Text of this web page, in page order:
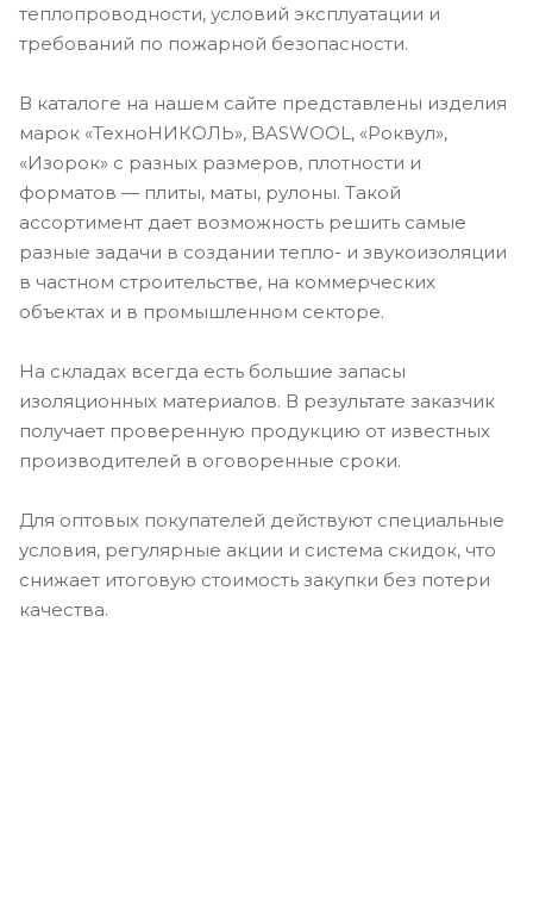
теплопроводности, условий эксплуатации и
требований по пожарной безопасности.
В каталоге на нашем сайте представлены изделия
марок «ТехноНИКОЛЬ», BASWOOL, «Роквул»,
«Изорок» с разных размеров, плотности и
форматов — плиты, маты, рулоны. Такой
ассортимент дает возможность решить самые
разные задачи в создании тепло- и звукоизоляции
в частном строительстве, на коммерческих
объектах и в промышленном секторе.
На складах всегда есть большие запасы
изоляционных материалов. В результате заказчик
получает проверенную продукцию от известных
производителей в оговоренные сроки.
Для оптовых покупателей действуют специальные
условия, регулярные акции и система скидок, что
снижает итоговую стоимость закупки без потери
качества.